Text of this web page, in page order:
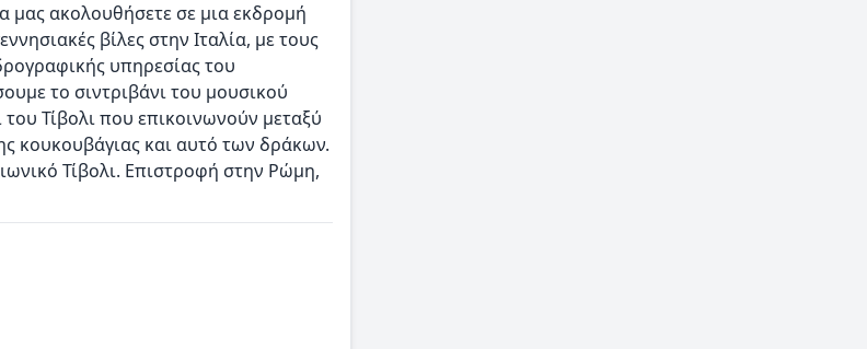
μας ακολουθήσετε σε μια εκδρομή
βίλες στην Ιταλία, με τους
υπηρεσίας του
το σιντριβάνι του μουσικού
Τίβολι που επικοινωνούν μεταξύ
κουκουβάγιας και αυτό των δράκων.
Τίβολι. Επιστροφή στην Ρώμη,